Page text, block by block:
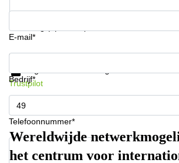
Nijmegen
E-mail*
Bedrijf*
Telefoonnummer*
Krijg informatie en prijzen
Trustpilot
Wereldwijde
het centrum voor